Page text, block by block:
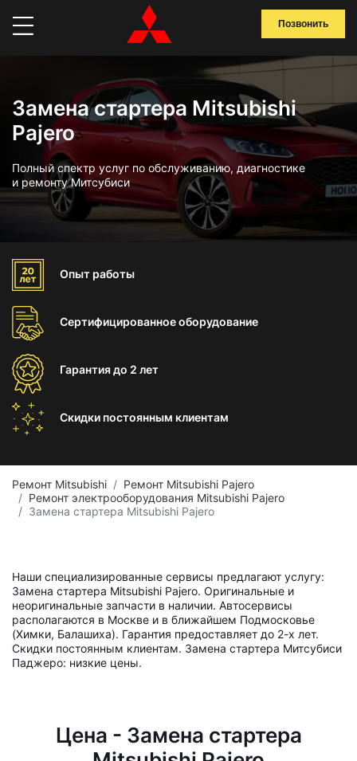
Позвонить
Замена стартера Mitsubishi
Pajero
Полный спектр услуг по обслуживанию, диагностике
и ремонту Митсубиси
Опыт работы
Сертифицированноеоборудование
Гарантиядо 2 лет
Скидки постоянным клиентам
Ремонт Mitsubishi
Ремонт Mitsubishi Pajero
Ремонт электрооборудования Mitsubishi Pajero
Замена стартера Mitsubishi Pajero
Наши специализированные сервисы предлагают услугу:
Замена стартера Mitsubishi Pajero. Оригинальные и
неоригинальные запчасти в наличии. Автосервисы
располагаются в Москве и в ближайшем Подмосковье
(Химки, Балашиха). Гарантия предоставляет до 2-х лет.
Скидки постоянным клиентам. Замена стартера Митсубиси
Паджеро: низкие цены.
Цена - Замена стартера